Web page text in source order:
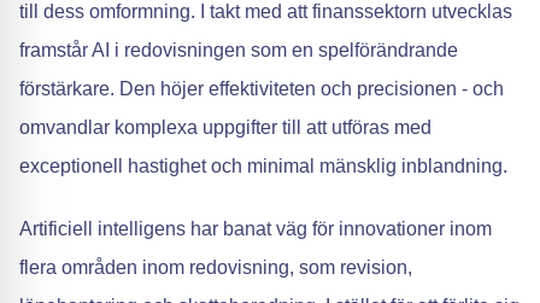
till dess omformning. I takt med att finanssektorn utvecklas
framstår AI i redovisningen som en spelförändrande
förstärkare. Den höjer effektiviteten och precisionen - och
omvandlar komplexa uppgifter till att utföras med
exceptionell hastighet och minimal mänsklig inblandning.
Artificiell intelligens har banat väg för innovationer inom
flera områden inom redovisning, som revision,